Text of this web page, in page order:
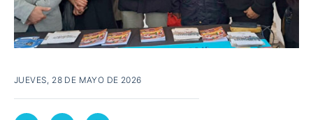
JUEVES, 28 DE MAYO DE 2026